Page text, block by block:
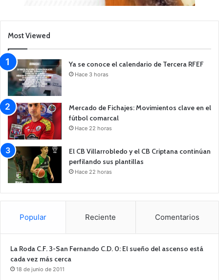
Most Viewed
Ya se conoce el calendario de Tercera RFEF
Hace 3 horas
Mercado de Fichajes: Movimientos clave en el
fútbol comarcal
Hace 22 horas
El CB Villarrobledo y el CB Criptana continúan
perfilando sus plantillas
Hace 22 horas
Popular Reciente Comentarios
La Roda C.F. 3-San Fernando C.D. 0: El sueño del ascenso está
cada vez más cerca
18 de junio de 2011